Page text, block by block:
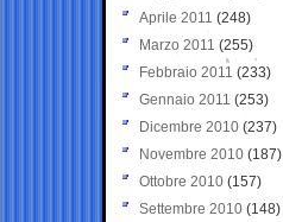
Aprile 2011 (248)
Marzo 2011 (255)
Febbraio 2011 (233)
Gennaio 2011 (253)
Dicembre 2010 (237)
Novembre 2010 (187)
Ottobre 2010 (157)
Settembre 2010 (148)